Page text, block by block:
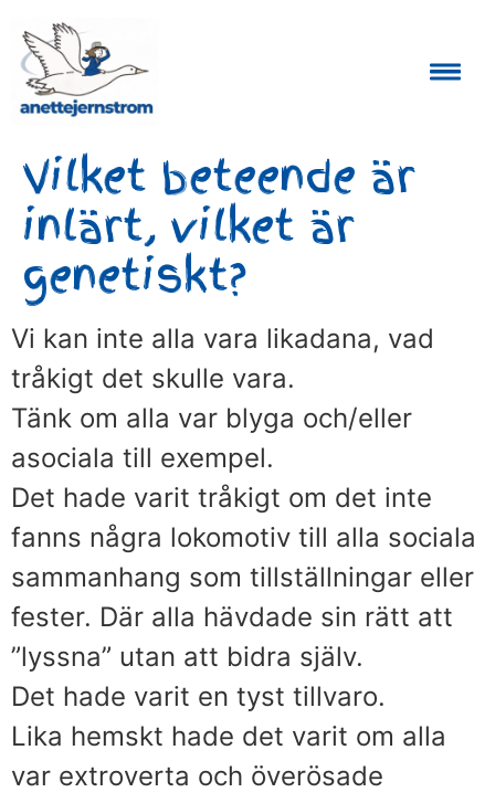
Vilket beteende är
inlärt, vilket är
genetiskt?
Vi kan inte alla vara likadana, vad
tråkigt det skulle vara.
Tänk om alla var blyga och/eller
asociala till exempel.
Det hade varit tråkigt om det inte
fanns några lokomotiv till alla sociala
sammanhang som tillställningar eller
fester. Där alla hävdade sin rätt att
”lyssna” utan att bidra själv.
Det hade varit en tyst tillvaro.
Lika hemskt hade det varit om alla
var extroverta och överösade